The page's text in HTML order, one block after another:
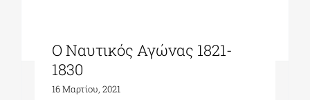
Ο Ναυτικός Αγώνας 1821-
1830
16 Μαρτίου, 2021